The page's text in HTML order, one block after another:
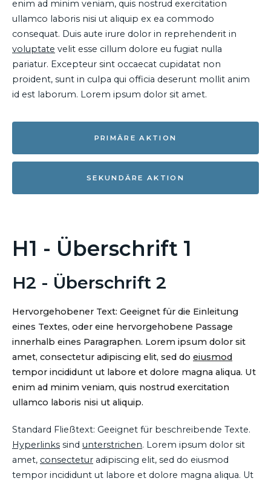
enim ad minim veniam, quis nostrud exercitation
ullamco laboris nisi ut aliquip ex ea commodo
consequat. Duis aute irure dolor in reprehenderit in
voluptate velit esse cillum dolore eu fugiat nulla
pariatur. Excepteur sint occaecat cupidatat non
proident, sunt in culpa qui officia deserunt mollit anim
id est laborum. Lorem ipsum dolor sit amet.
PRIMÄRE AKTION
SEKUNDÄRE AKTION
H1 - Überschrift 1
H2 - Überschrift 2
Hervorgehobener Text: Geeignet für die Einleitung
eines Textes, oder eine hervorgehobene Passage
innerhalb eines Paragraphen. Lorem ipsum dolor sit
amet, consectetur adipiscing elit, sed do eiusmod
tempor incididunt ut labore et dolore magna aliqua. Ut
enim ad minim veniam, quis nostrud exercitation
ullamco laboris nisi ut aliquip.
Standard Fließtext: Geeignet für beschreibende Texte.
Hyperlinks sind unterstrichen. Lorem ipsum dolor sit
amet, consectetur adipiscing elit, sed do eiusmod
tempor incididunt ut labore et dolore magna aliqua. Ut